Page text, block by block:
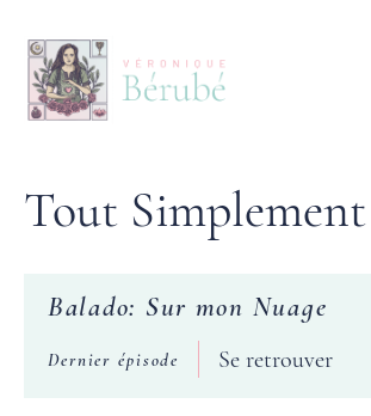
Tout
Balado: Sur mon Nuage
Dernier épisode Se retrouver